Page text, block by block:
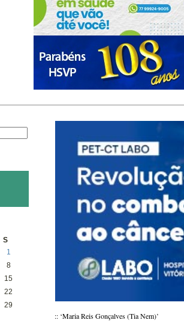
S
1
8
15
22
29
:: ‘Maria Reis Gonçalves (Tia Nem)’